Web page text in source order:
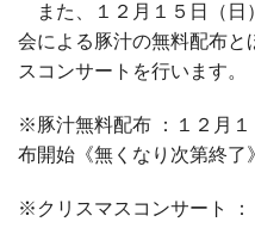
また、１２月１５日（日
会による豚汁の無料配布と
スコンサートを行います。
※豚汁無料配布 ：１２月
布開始《無くなり次第終了》
※クリスマスコンサート ：